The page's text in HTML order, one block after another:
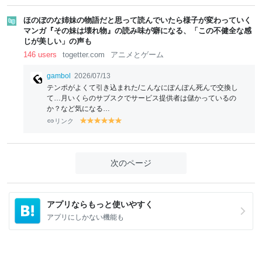
ほのぼのな姉妹の物語だと思って読んでいたら様子が変わっていく
マンガ『その妹は壊れ物』の読み味が癖になる、「この不健全な感
じが美しい」の声も
146 users
togetter.com アニメとゲーム
gambol
2026/07/13
テンポがよくて引き込まれた/こんなにぽんぽん死んで交換し
て…月いくらのサブスクでサービス提供者は儲かっているの
か？など気になる…
リンク
y
lo
y
lo
y
lo
y
lo
y
lolo
次のページ
アプリならもっと使いやすく
アプリにしかない機能も